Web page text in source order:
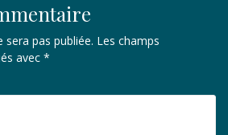
sera pas publiée. Les champs
avec *